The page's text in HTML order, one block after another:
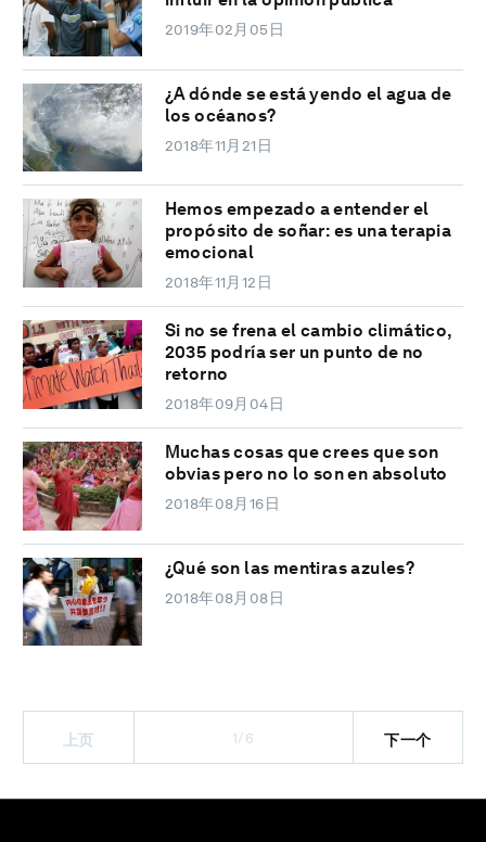
2019年02月05日
¿A dónde se está yendo el agua de
los océanos?
2018年11月21日
Hemos empezado a entender el
propósito de soñar: es una terapia
emocional
2018年11月12日
Si no se frena el cambio climático,
2035 podría ser un punto de no
retorno
2018年09月04日
Muchas cosas que crees que son
obvias pero no lo son en absoluto
2018年08月16日
¿Qué son las mentiras azules?
2018年08月08日
上页 1/6 下一个